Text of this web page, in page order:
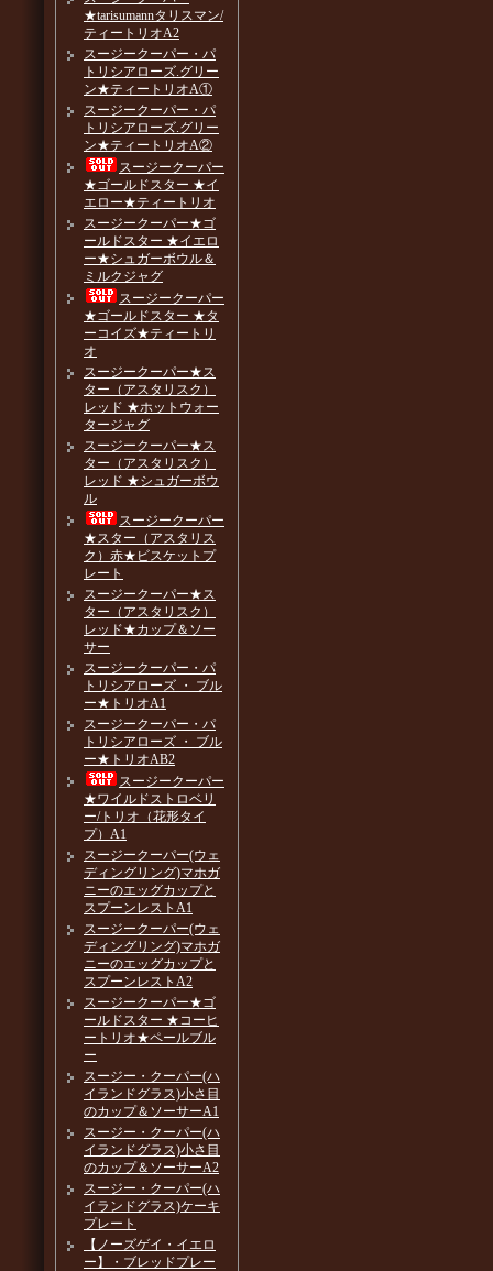
★tarisumannタリスマン/
ティートリオA2
スージークーパー・パ
トリシアローズ.グリー
ン★ティートリオA①
スージークーパー・パ
トリシアローズ.グリー
ン★ティートリオA②
スージークーパー
★ゴールドスター ★イ
エロー★ティートリオ
スージークーパー★ゴ
ールドスター ★イエロ
ー★シュガーボウル＆
ミルクジャグ
スージークーパー
★ゴールドスター ★タ
ーコイズ★ティートリ
オ
スージークーパー★ス
ター（アスタリスク）
レッド ★ホットウォー
タージャグ
スージークーパー★ス
ター（アスタリスク）
レッド ★シュガーボウ
ル
スージークーパー
★スター（アスタリス
ク）赤★ビスケットプ
レート
スージークーパー★ス
ター（アスタリスク）
レッド★カップ＆ソー
サー
スージークーパー・パ
トリシアローズ ・ ブル
ー★トリオA1
スージークーパー・パ
トリシアローズ ・ ブル
ー★トリオAB2
スージークーパー
★ワイルドストロベリ
ー/トリオ（花形タイ
プ）A1
スージークーパー(ウェ
ディングリング)マホガ
ニーのエッグカップと
スプーンレストA1
スージークーパー(ウェ
ディングリング)マホガ
ニーのエッグカップと
スプーンレストA2
スージークーパー★ゴ
ールドスター ★コーヒ
ートリオ★ペールブル
ー
スージー・クーパー(ハ
イランドグラス)小さ目
のカップ＆ソーサーA1
スージー・クーパー(ハ
イランドグラス)小さ目
のカップ＆ソーサーA2
スージー・クーパー(ハ
イランドグラス)ケーキ
プレート
【ノーズゲイ・イエロ
ー】・ブレッドプレー